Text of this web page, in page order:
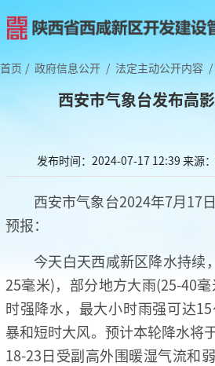
首页 / 政府信息公开 / 法定主动公开内容 /
西安市气象台发布高
发布时间：2024-07-17 12:39 来源
西安市气象台2024年7月17
预报：
今天白天西咸新区降水持续
25毫米)，部分地方大雨(25-40
时强降水，最大小时雨强可达
暴和短时大风。预计本轮降水将
18-23日受副高外围暖湿气流和